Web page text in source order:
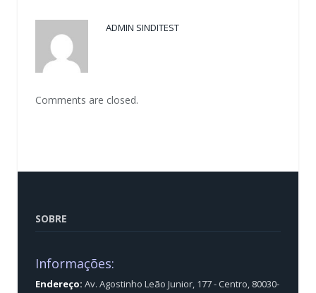
ADMIN SINDITEST
Comments are closed.
SOBRE
Informações:
Endereço: Av. Agostinho Leão Junior, 177 - Centro, 80030-